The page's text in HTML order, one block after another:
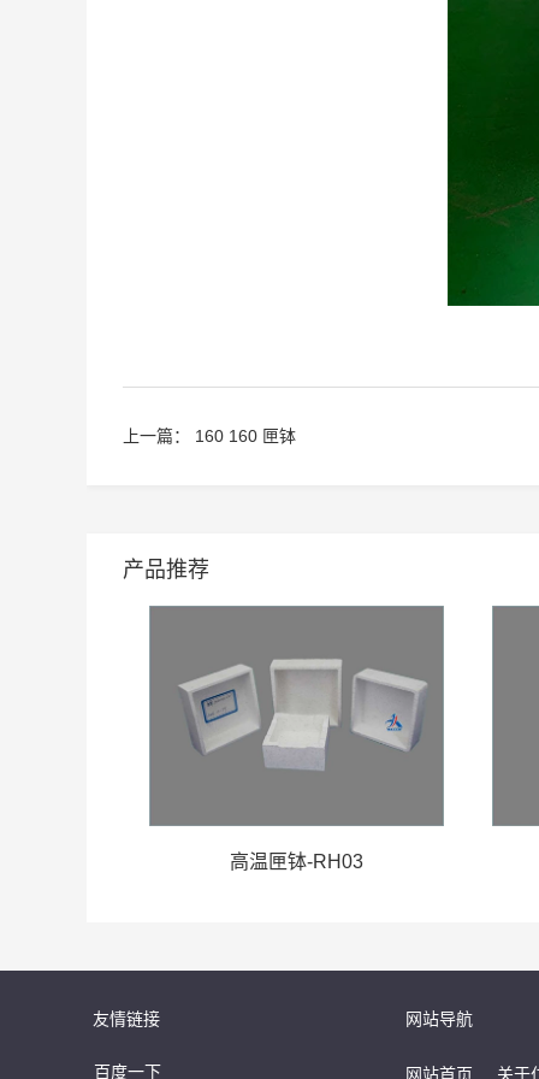
上一篇： 160 160 匣钵
产品推荐
高温匣钵-RH03
友情链接 网站导航
网站首页 关于
百度一下